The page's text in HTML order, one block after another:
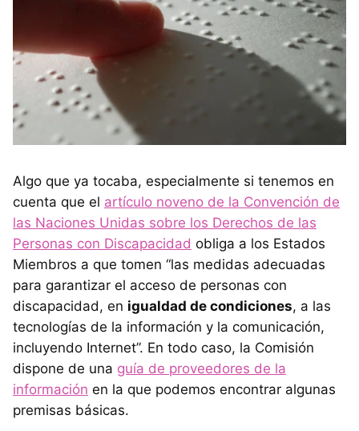
Algo que ya tocaba, especialmente si tenemos en
cuenta que el artículo noveno de la Convención de
las Naciones Unidas sobre los Derechos de las
Personas con Discapacidad obliga a los Estados
Miembros a que tomen “las medidas adecuadas
para garantizar el acceso de personas con
discapacidad, en igualdad de condiciones, a las
tecnologías de la información y la comunicación,
incluyendo Internet”. En todo caso, la Comisión
dispone de una guía de proveedores de la
información en la que podemos encontrar algunas
premisas básicas.